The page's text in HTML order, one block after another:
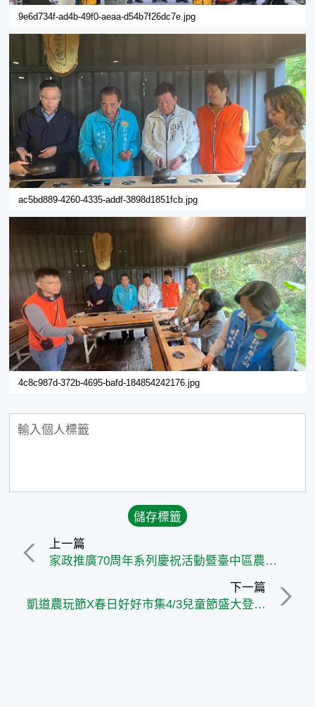
9e6d734f-ad4b-49f0-aeaa-d54b7f26dc7e.jpg
ac5bd889-4260-4335-addf-3898d1851fcb.jpg
4c8c987d-372b-4695-bafd-184854242176.jpg
上一篇
家政推廣70周年系列慶祝活動暨臺中區農業改良場開放日活動盛大舉辦
下一篇
凱道農玩節X春日好好市集4/3兒童節盛大登場 讓孩子在玩樂實踐食農教育、支持臺灣農業